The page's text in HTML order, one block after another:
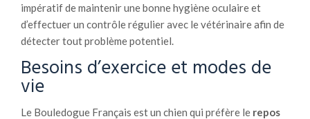
impératif de maintenir une bonne hygiène oculaire et
d’effectuer un contrôle régulier avec le vétérinaire afin de
détecter tout problème potentiel.
Besoins d’exercice et modes de
vie
Le Bouledogue Français est un chien qui préfère le repos